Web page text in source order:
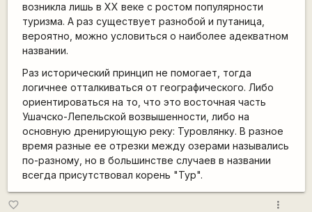
возникла лишь в XX веке с ростом популярности
туризма. А раз существует разнобой и путаница,
вероятно, можно условиться о наиболее адекватном
названии.
Раз исторический принцип не помогает, тогда
логичнее отталкиваться от географического. Либо
ориентироваться на то, что это восточная часть
Ушачско-Лепельской возвышенности, либо на
основную дренирующую реку: Туровлянку. В разное
время разные ее отрезки между озерами назывались
по-разному, но в большинстве случаев в названии
всегда присутствовал корень "Тур".
favorite_border more_vert